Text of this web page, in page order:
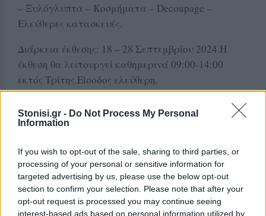
Stonisi.gr - Do Not Process My Personal
Information
If you wish to opt-out of the sale, sharing to third parties, or
processing of your personal or sensitive information for
targeted advertising by us, please use the below opt-out
section to confirm your selection. Please note that after your
opt-out request is processed you may continue seeing
interest-based ads based on personal information utilized by
– Ξυλόγλυπτα – Κοσμήματα – Decoupage –
Ελεύθερες κατασκευές.
Διάρκεια έκθεσης: 18 – 28 Σεπτεμβρίου 2024.Η
έκθεση θα λειτουργεί καθημερινά 09:00-14:00
εκτός Τρίτης.Είσοδος ελεύθερη.
Δείτε περισσότερα άρθρα μας στα αποτελέσματα
Add stonisi.gr on Google ↗
ΣΤΗΝ ΙΔΙΑ ΚΑΤΗΓΟΡΙΑ